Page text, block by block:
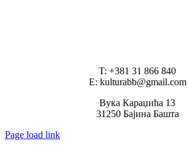
T: +381 31 866 840
E: kulturabb@gmail.com
Вука Караџића 13
31250 Бајина Башта
Page load link